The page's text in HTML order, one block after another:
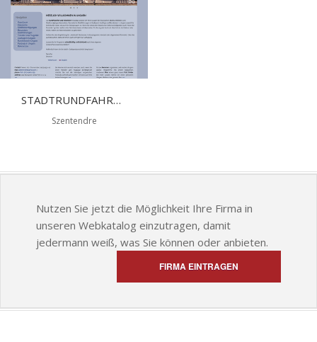
STADTRUNDFAHRT BUDAPEST
Szentendre
Nutzen Sie jetzt die Möglichkeit Ihre Firma in
unseren Webkatalog einzutragen, damit
jedermann weiß, was Sie können oder anbieten.
FIRMA EINTRAGEN